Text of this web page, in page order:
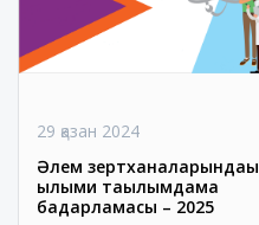
29 қазан 2024
Әлем зертханаларындағы
ғылыми тағылымдама
бағдарламасы – 2025